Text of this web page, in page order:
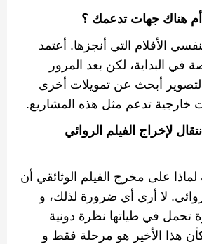
هناك جهات تدعمك ؟
الأفلام التي أنجزها. أعتمد
في البداية، لكن بعد المرور
التصوير أبحث عن تمويلات أخرى
خارجية تدعم مثل هذه المشاريع.
لإخراج الفيلم الروائي
على مخرج الفيلم الوثائقي أن
. لا أرى أي ضرورة لذلك، و
تحمل في طياتها نظرة دونية
كأن هذا الأخير هو مرحلة فقط و